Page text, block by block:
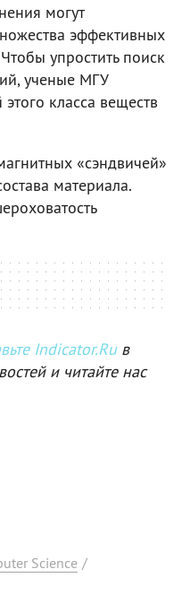
могут
эффективных
упростить поиск
ученые МГУ
класса веществ
«сэндвичей»
материала.
Indicator.Ruв
и читайте нас
Science /